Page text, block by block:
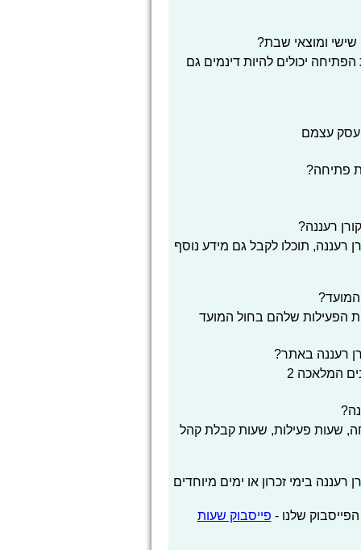
ומוצאי שבת?
יכולים להיות דינמים גם
עצמם
פתיחה?
רעננה?
רעננה, תוכלו לקבל גם מידע נוסף
הפעילות שלהם בחול המועד
רעננה באתר?
המלאכה 2
שעות פעילות, שעות קבלת קהל
בימי זכרון או ימים מיוחדים
שלנו - פייסבוק שעות